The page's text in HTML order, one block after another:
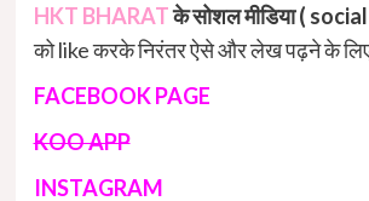
HKT BHARATके सोशल मीडिया (
को like करके निरंतर ऐसे और लेख पढ़ने के
FACEBOOK PAGE
KOO APP
INSTAGRAM